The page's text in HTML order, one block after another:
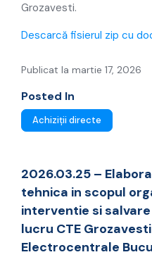
Grozavesti.
Descarcă fisierul zip cu
Publicat la martie 17, 2026
Posted In
Achiziții directe
2026.03.25 –
tehnica in scopul
interventie si
lucru CTE
Electrocentrale